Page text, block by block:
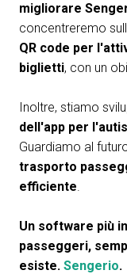
migliorare
concentreremo
QR code per
biglietti, con un
Inoltre, stiamo
dell'app per
Guardiamo al
trasporto
efficiente.
Un software più
passeggeri,
esiste. Sengerio.